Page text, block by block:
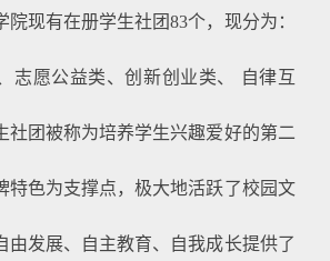
院现有在册学生社团83个，现分为：
志愿公益类、创新创业类、 自律互
社团被称为培养学生兴趣爱好的第二
特色为支撑点，极大地活跃了校园文
由发展、自主教育、自我成长提供了